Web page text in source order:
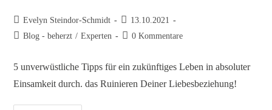
Evelyn Steindor-Schmidt
13.10.2021
Blog - beherzt / Experten 0 Kommentare
5 unverwüstliche Tipps für ein zukünftiges Leben in absoluter
Einsamkeit durch. das Ruinieren Deiner Liebesbeziehung!